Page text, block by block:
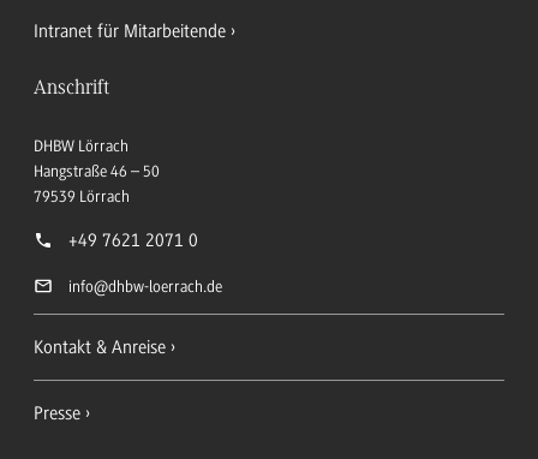
Intranet für Mitarbeitende
Anschrift
DHBW Lörrach
Hangstraße 46 – 50
79539 Lörrach
+49 7621 2071 0
info@dhbw-loerrach.de
Kontakt & Anreise
Presse